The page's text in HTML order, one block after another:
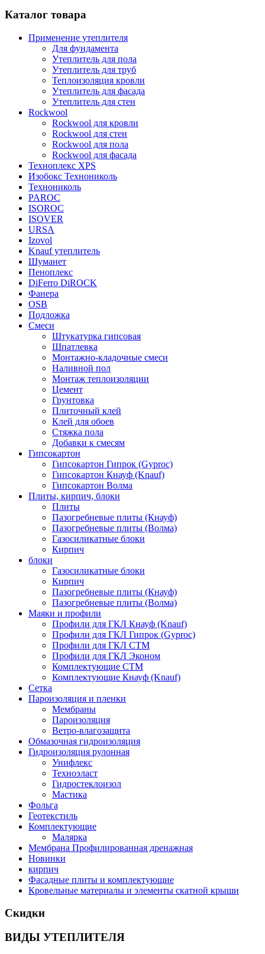
Каталог товара
Применение утеплителя
Для фундамента
Утеплитель для пола
Утеплитель для труб
Теплоизоляция кровли
Утеплитель для фасада
Утеплитель для стен
Rockwool
Rockwool для кровли
Rockwool для стен
Rockwool для пола
Rockwool для фасада
Техноплекс XPS
Изобокс Технониколь
Технониколь
PAROC
ISOROC
ISOVER
URSA
Izovol
Knauf утеплитель
Шуманет
Пеноплекс
DiFerro DiROCK
Фанера
OSB
Подложка
Смеси
Штукатурка гипсовая
Шпатлевка
Монтажно-кладочные смеси
Наливной пол
Монтаж теплоизоляции
Цемент
Грунтовка
Плиточный клей
Клей для обоев
Стяжка пола
Добавки к смесям
Гипсокартон
Гипсокартон Гипрок (Gyproc)
Гипсокартон Кнауф (Knauf)
Гипсокартон Волма
Плиты, кирпич, блоки
Плиты
Пазогребневые плиты (Кнауф)
Пазогребневые плиты (Волма)
Газосиликатные блоки
Кирпич
блоки
Газосиликатные блоки
Кирпич
Пазогребневые плиты (Кнауф)
Пазогребневые плиты (Волма)
Маяки и профили
Профили для ГКЛ Кнауф (Knauf)
Профили для ГКЛ Гипрок (Gyproc)
Профили для ГКЛ СТМ
Профили для ГКЛ Эконом
Комплектующие СТМ
Комплектующие Кнауф (Knauf)
Сетка
Пароизоляция и пленки
Мембраны
Пароизоляция
Ветро-влагозащита
Обмазочная гидроизоляция
Гидроизоляция рулонная
Унифлекс
Техноэласт
Гидростеклоизол
Мастика
Фольга
Геотекстиль
Комплектующие
Малярка
Мембрана Профилированная дренажная
Новинки
кирпич
Фасадные плиты и комплектующие
Кровельные материалы и элементы скатной крыши
Скидки
ВИДЫ УТЕПЛИТЕЛЯ